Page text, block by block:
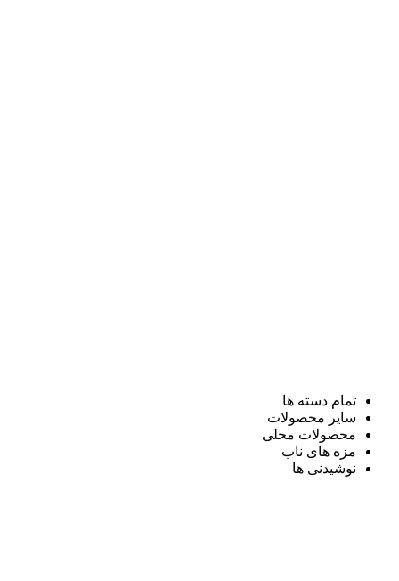
تمام دسته ها
سایر محصولات
محصولات محلی
مزه های ناب
نوشیدنی ها